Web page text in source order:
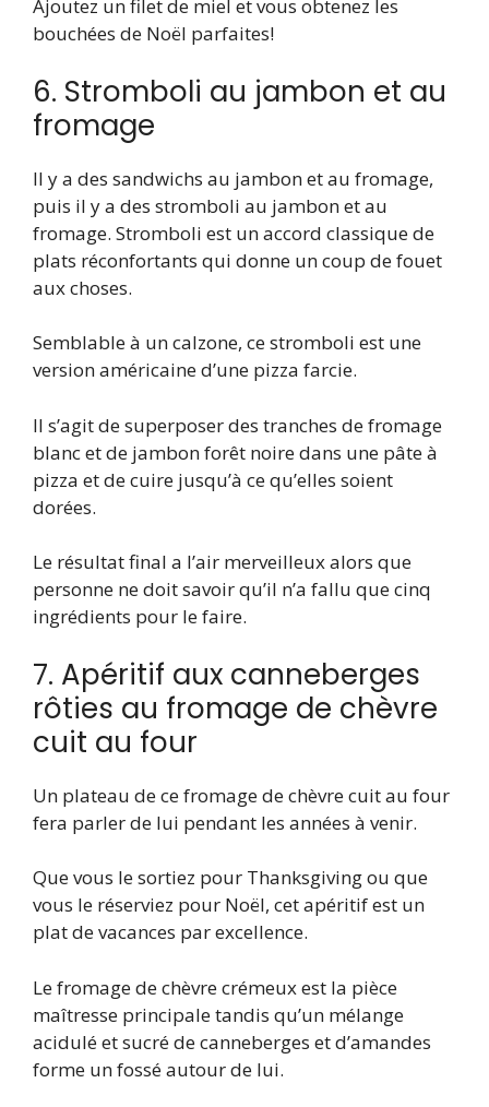
Ajoutez un filet de miel et vous obtenez les
bouchées de Noël parfaites!
6. Stromboli au jambon et au
fromage
Il y a des sandwichs au jambon et au fromage,
puis il y a des stromboli au jambon et au
fromage. Stromboli est un accord classique de
plats réconfortants qui donne un coup de fouet
aux choses.
Semblable à un calzone, ce stromboli est une
version américaine d’une pizza farcie.
Il s’agit de superposer des tranches de fromage
blanc et de jambon forêt noire dans une pâte à
pizza et de cuire jusqu’à ce qu’elles soient
dorées.
Le résultat final a l’air merveilleux alors que
personne ne doit savoir qu’il n’a fallu que cinq
ingrédients pour le faire.
7. Apéritif aux canneberges
rôties au fromage de chèvre
cuit au four
Un plateau de ce fromage de chèvre cuit au four
fera parler de lui pendant les années à venir.
Que vous le sortiez pour Thanksgiving ou que
vous le réserviez pour Noël, cet apéritif est un
plat de vacances par excellence.
Le fromage de chèvre crémeux est la pièce
maîtresse principale tandis qu’un mélange
acidulé et sucré de canneberges et d’amandes
forme un fossé autour de lui.